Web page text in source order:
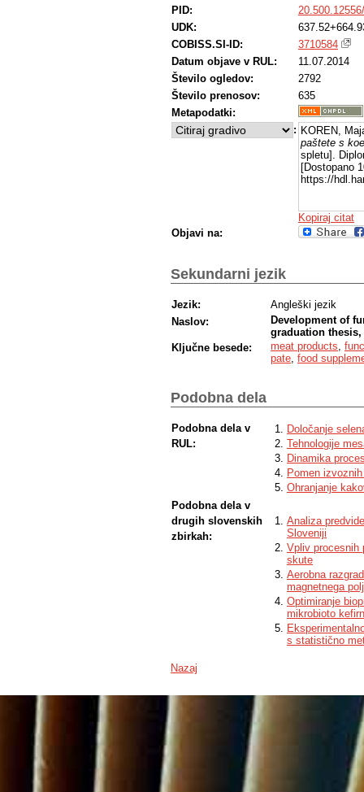
PID:
UDK:
COBISS.SI-ID:
3710584
Datum objave v RUL:
11.07.2014
Število ogledov:
2792
Število prenosov:
635
Metapodatki:
: KOREN,
paštete s
spletu].
[Dostopano
https://
Kopiraj citat
Objavi na:
Sekundarni jezik
Jezik:
Angleški jezik
Naslov:
Development of
graduation
Ključne besede:
meat products
pate food
Podobna dela
Podobna dela v
RUL:
Določanje
Tehnologije
Dinamika
Pomen
Ohranjanje
Podobna dela v
drugih slovenskih
zbirkah:
Analiza
Sloveniji
Vpliv procesnih
skute
Aerobna
magnetnega
Optimiranje
mikrobioto
s statistično
Nazaj